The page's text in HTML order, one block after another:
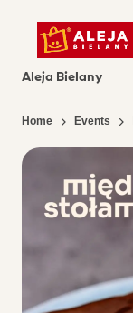
Aleja Bielany
Home Events